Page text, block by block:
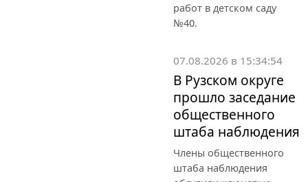
работ в детском саду
№40.
07.08.2026 в 15:34:54
В Рузском округе
прошло заседание
общественного
штаба наблюдения
Члены общественного
штаба наблюдения